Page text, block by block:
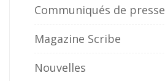
Communiqués de presse
Magazine Scribe
Nouvelles